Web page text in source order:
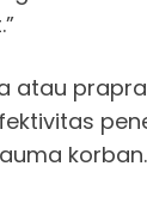
atau
korban.